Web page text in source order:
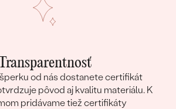
od nás dostanete certifikát
pôvod aj kvalitu materiálu. K
pridávame tiež certifikáty